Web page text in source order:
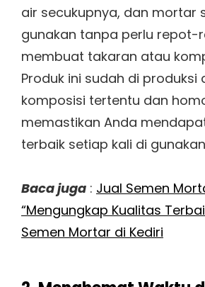
air secukupnya, dan mortar
gunakan tanpa perlu repot-
membuat takaran atau
Produk ini sudah di produksi
komposisi tertentu dan
memastikan Anda
terbaik setiap kali di
Baca juga : Jual Semen
“Mengungkap Kualitas
Semen Mortar di Kediri